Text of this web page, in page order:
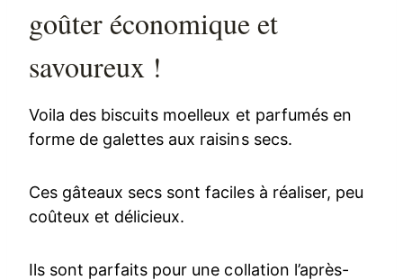
goûter économique et
savoureux !
Voila des biscuits moelleux et parfumés en
forme de galettes aux raisins secs.
Ces gâteaux secs sont faciles à réaliser, peu
coûteux et délicieux.
Ils sont parfaits pour une collation l’après-